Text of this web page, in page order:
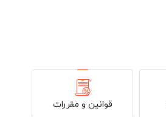
قوانین و مقررات